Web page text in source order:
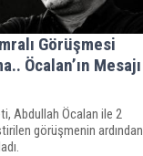
Görüşmesi
Öcalan’ın Mesajı
Abdullah Öcalan ile 2
görüşmenin ardından